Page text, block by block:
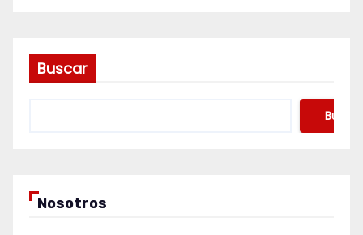
Buscar
Buscar
Nosotros